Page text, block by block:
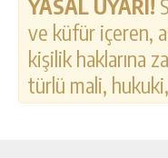
YASAL UYARI!
ve küfür içeren,
kişilik haklarına
türlü mali,